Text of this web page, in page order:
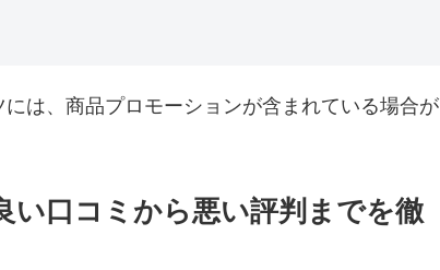
は、商品プロモーションが含まれている場合が
口コミから悪い評判までを徹